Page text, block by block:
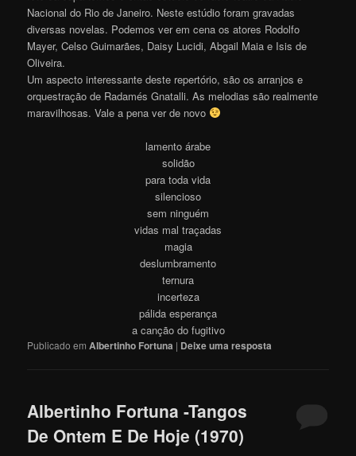
Nacional do Rio de Janeiro. Neste estúdio foram gravadas
diversas novelas. Podemos ver em cena os atores Rodolfo
Mayer, Celso Guimarães, Daisy Lucidi, Abgail Maia e Isis de
Oliveira.
Um aspecto interessante deste repertório, são os arranjos e
orquestração de Radamés Gnatalli. As melodias são realmente
maravilhosas. Vale a pena ver de novo
lamento árabe
solidão
para toda vida
silencioso
sem ninguém
vidas mal traçadas
magia
deslumbramento
ternura
incerteza
pálida esperança
a canção do fugitivo
Publicado em Albertinho Fortuna | Deixe uma resposta
Albertinho Fortuna -Tangos
De Ontem E De Hoje (1970)